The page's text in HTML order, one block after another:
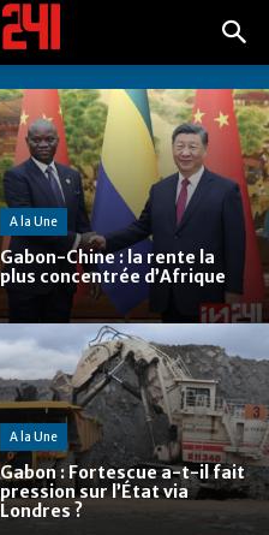
A la Une
Gabon-Chine : la rente la
plus concentrée d’Afrique
A la Une
Gabon : Fortescue a-t-il fait
pression sur l’État via
Londres ?